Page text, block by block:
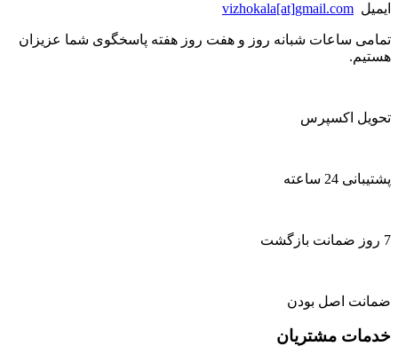
ایمیل vizhokala[at]gmail.com
تمامی ساعات شبانه روز و هفت روز هفته پاسخگوی شما عزیزان
هستیم.
تحویل اکسپرس
پشتیبانی 24 ساعته
7 روز ضمانت بازگشت
ضمانت اصل بودن
خدمات مشتریان